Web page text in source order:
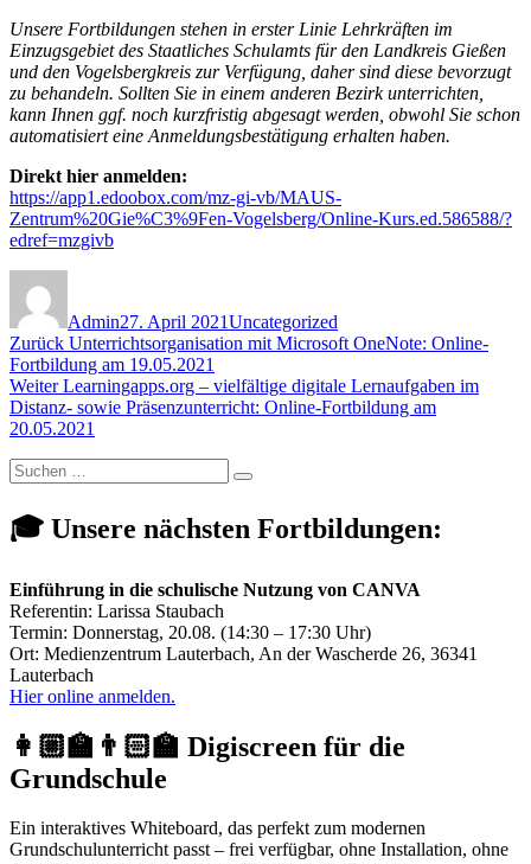
Unsere Fortbildungen stehen in erster Linie Lehrkräften im
Einzugsgebiet des Staatliches Schulamts für den Landkreis Gießen
und den Vogelsbergkreis zur Verfügung, daher sind diese bevorzugt
zu behandeln. Sollten Sie in einem anderen Bezirk unterrichten,
kann Ihnen ggf. noch kurzfristig abgesagt werden, obwohl Sie schon
automatisiert eine Anmeldungsbestätigung erhalten haben.
Direkt hier anmelden:
https://app1.edoobox.com/mz-gi-vb/MAUS-
Zentrum%20Gie%C3%9Fen-Vogelsberg/Online-Kurs.ed.586588/?
edref=mzgivb
Admin27. April 2021Uncategorized
Beitragsnavigation
Zurück Vorheriger
Beitrag:
Unterrichtsorganisation mit Microsoft OneNote: Online-
Fortbildung am 19.05.2021
Weiter Nächster
Beitrag:
Learningapps.org – vielfältige digitale Lernaufgaben im
Distanz- sowie Präsenzunterricht: Online-Fortbildung am
20.05.2021
Suchen
nach:
Suchen
🎓 Unsere nächsten Fortbildungen:
Einführung in die schulische Nutzung von CANVA
Referentin: Larissa Staubach
Termin: Donnerstag, 20.08. (14:30 – 17:30 Uhr)
Ort: Medienzentrum Lauterbach, An der Wascherde 26, 36341
Lauterbach
Hier online anmelden.
👩🏼‍🏫👨🏻‍🏫 Digiscreen für die
Grundschule
Ein interaktives Whiteboard, das perfekt zum modernen
Grundschulunterricht passt – frei verfügbar, ohne Installation, ohne